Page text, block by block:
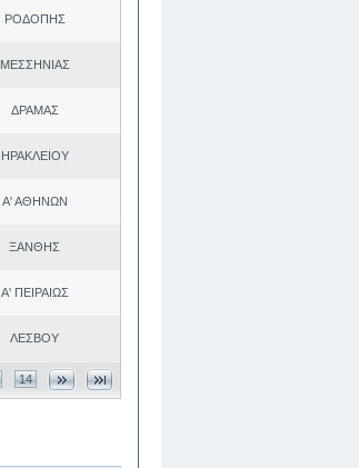
ΡΟΔΟΠΗΣ
ΜΕΣΣΗΝΙΑΣ
ΔΡΑΜΑΣ
ΗΡΑΚΛΕΙΟΥ
Α' ΑΘΗΝΩΝ
ΞΑΝΘΗΣ
Α' ΠΕΙΡΑΙΩΣ
ΛΕΣΒΟΥ
14